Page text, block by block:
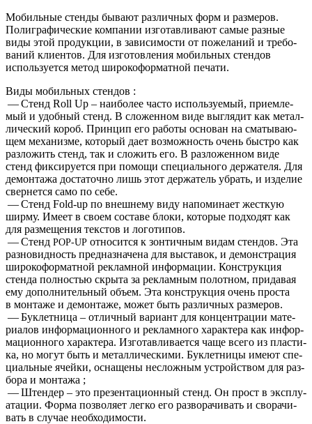
Мобиль­ные стен­ды быва­ют раз­лич­ных форм и раз­ме­ров.
Поли­гра­фи­че­ские ком­па­нии изго­тав­ли­ва­ют самые раз­ные
виды этой про­дук­ции, в зави­си­мо­сти от поже­ла­ний и тре­бо­
ва­ний кли­ен­тов. Для изго­тов­ле­ния мобиль­ных стен­дов
исполь­зу­ет­ся метод широ­ко­фор­мат­ной печати.
Виды мобиль­ных стендов :
— Стенд Roll Up – наи­бо­лее часто исполь­зу­е­мый, при­ем­ле­
мый и удоб­ный стенд. В сло­жен­ном виде выгля­дит как метал­
ли­че­ский короб. Прин­цип его рабо­ты осно­ван на сма­ты­ва­ю­
щем меха­низ­ме, кото­рый дает воз­мож­ность очень быст­ро как
раз­ло­жить стенд, так и сло­жить его. В раз­ло­жен­ном виде
стенд фик­си­ру­ет­ся при помо­щи спе­ци­аль­но­го дер­жа­те­ля. Для
демон­та­жа доста­точ­но лишь этот дер­жа­тель убрать, и изде­лие
свер­нет­ся само по себе.
— Стенд Fold-up по внеш­не­му виду напо­ми­на­ет жест­кую
шир­му. Име­ет в сво­ем соста­ве бло­ки, кото­рые под­хо­дят как
для раз­ме­ще­ния тек­стов и логотипов.
— Стенд POP-UP отно­сит­ся к зон­тич­ным видам стен­дов. Эта
раз­но­вид­ность пред­на­зна­че­на для выста­вок, и демон­стра­ция
широ­ко­фор­мат­ной реклам­ной инфор­ма­ции. Кон­струк­ция
стен­да пол­но­стью скры­та за реклам­ным полот­ном, при­да­вая
ему допол­ни­тель­ный объ­ем. Эта кон­струк­ция очень про­ста
в мон­та­же и демон­та­же, может быть раз­лич­ных размеров.
— Бук­лет­ни­ца – отлич­ный вари­ант для кон­цен­тра­ции мате­
ри­а­лов инфор­ма­ци­он­но­го и реклам­но­го харак­те­ра как инфор­
ма­ци­он­но­го харак­те­ра. Изго­тав­ли­ва­ет­ся чаще все­го из пла­сти­
ка, но могут быть и метал­ли­че­ски­ми. Бук­лет­ни­цы име­ют спе­
ци­аль­ные ячей­ки, осна­ще­ны неслож­ным устрой­ством для раз­
бо­ра и монтажа ;
— Штен­дер – это пре­зен­та­ци­он­ный стенд. Он прост в экс­плу­
а­та­ции. Фор­ма поз­во­ля­ет лег­ко его раз­во­ра­чи­вать и сво­ра­чи­
вать в слу­чае необходимости.